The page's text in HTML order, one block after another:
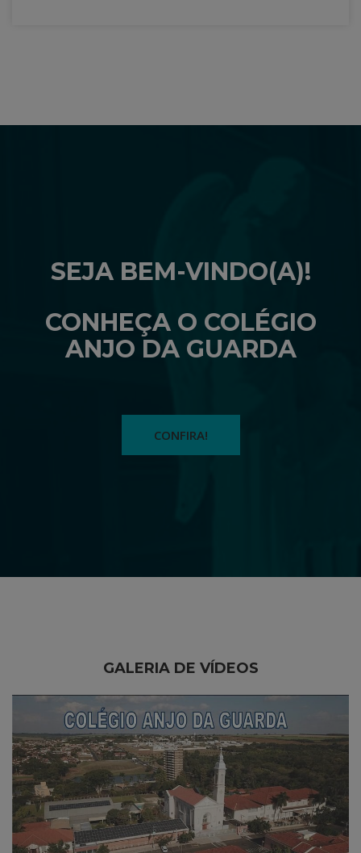
SEJA BEM-VINDO(A)!
CONHEÇA O COLÉGIO
ANJO DA GUARDA
CONFIRA!
GALERIA DE VÍDEOS